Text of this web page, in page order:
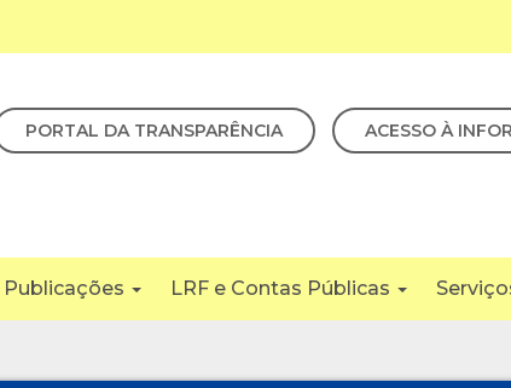
PORTAL DA TRANSPARÊNCIA ACESSO À
Publicações LRF e Contas Públicas